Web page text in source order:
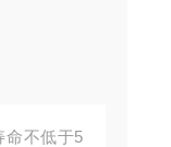
命不低于5